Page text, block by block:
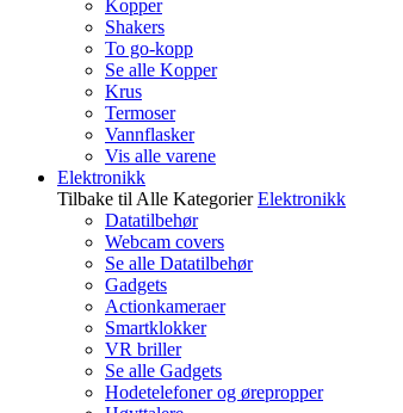
Kopper
Shakers
To go-kopp
Se alle Kopper
Krus
Termoser
Vannflasker
Vis alle varene
Elektronikk
Tilbake til Alle Kategorier Elektronikk
Datatilbehør
Webcam covers
Se alle Datatilbehør
Gadgets
Actionkameraer
Smartklokker
VR briller
Se alle Gadgets
Hodetelefoner og ørepropper